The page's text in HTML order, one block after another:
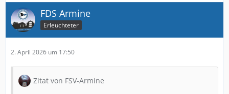
FDS Armine
Erleuchteter
2. April 2026 um 17:50
Zitat von FSV-Armine